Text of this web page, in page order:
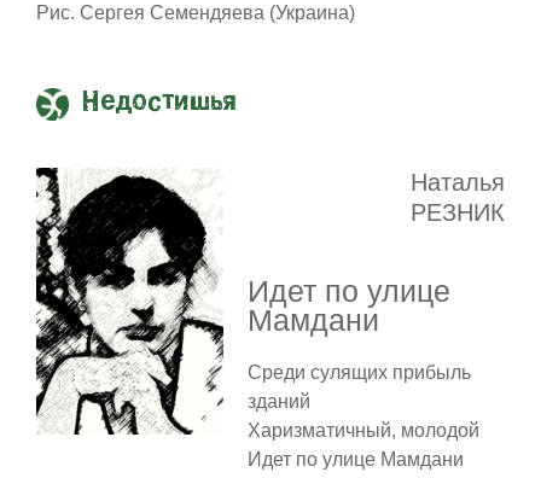
Рис. Сергея Семендяева (Украина)
Недостишья
Наталья
РЕЗНИК
Идет по улице
Мамдани
Среди сулящих прибыль
зданий
Харизматичный, молодой
Идет по улице Мамдани